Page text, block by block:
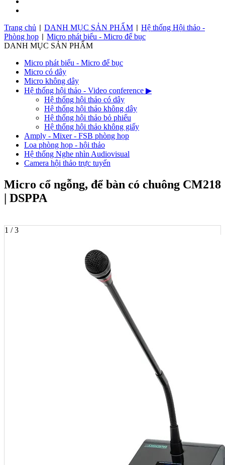
Trang chủ
DANH MỤC SẢN PHẨM
Hệ thống Hội thảo -
Phòng họp
Micro phát biểu - Micro để bục
DANH MỤC SẢN PHẨM
Micro phát biểu - Micro để bục
Micro có dây
Micro không dây
Hệ thống hội thảo - Video conference ▶
Hệ thống hội thảo có dây
Hệ thống hội thảo không dây
Hệ thống hội thảo bỏ phiếu
Hệ thống hội thảo không giấy
Amply - Mixer - FSB phòng họp
Loa phòng họp - hội thảo
Hệ thống Nghe nhìn Audiovisual
Camera hội thảo trực tuyến
Micro cổ ngỗng, để bàn có chuông CM218
| DSPPA
1 / 3